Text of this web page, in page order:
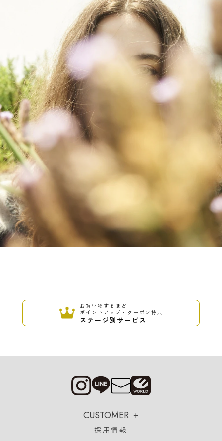
お買い物するほど
ポイントアップ・クーポン特典
ステージ別サービス
CUSTOMER
採用情報